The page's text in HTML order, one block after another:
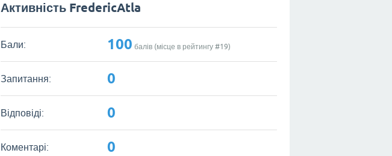
Активність FredericAtla
Бали: 100 балів (місце в рейтингу #19)
Запитання: 0
Відповіді: 0
Коментарі: 0